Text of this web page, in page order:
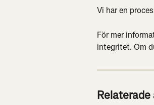
Vi har en
För mer
integritet. Om